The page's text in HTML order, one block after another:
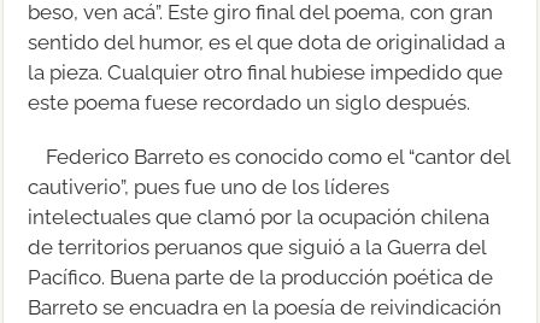
beso, ven acá”. Este giro final del poema, con gran
sentido del humor, es el que dota de originalidad a
la pieza. Cualquier otro final hubiese impedido que
este poema fuese recordado un siglo después.
Federico Barreto es conocido como el “cantor del
cautiverio”, pues fue uno de los líderes
intelectuales que clamó por la ocupación chilena
de territorios peruanos que siguió a la Guerra del
Pacífico. Buena parte de la producción poética de
Barreto se encuadra en la poesía de reivindicación